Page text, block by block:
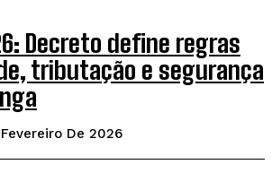
Decreto define regras
tributação e segurança
De 2026